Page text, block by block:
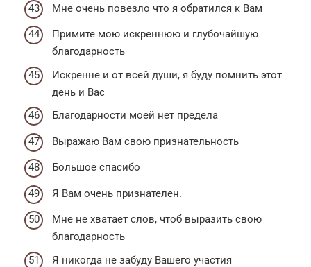
Мне очень повезло что я обратился к Вам
Примите мою искреннюю и глубочайшую
благодарность
Искренне и от всей души, я буду помнить этот
день и Вас
Благодарности моей нет предела
Выражаю Вам свою признательность
Большое спасибо
Я Вам очень признателен.
Мне не хватает слов, чтоб выразить свою
благодарность
Я никогда не забуду Вашего участия